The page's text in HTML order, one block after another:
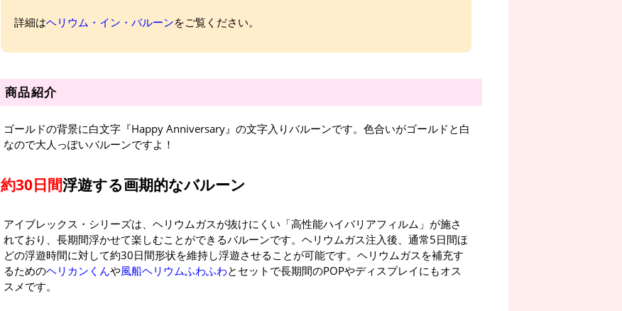
詳細はヘリウム・イン・バルーンをご覧ください。
商品紹介
ゴールドの背景に白文字『Happy Anniversary』の文字入りバルーンです。色合いがゴールドと白
なので大人っぽいバルーンですよ！
約30日間浮遊する画期的なバルーン
アイブレックス・シリーズは、ヘリウムガスが抜けにくい「高性能ハイバリアフィルム」が施さ
れており、長期間浮かせて楽しむことができるバルーンです。ヘリウムガス注入後、通常5日間ほ
どの浮遊時間に対して約30日間形状を維持し浮遊させることが可能です。ヘリウムガスを補充す
るためのヘリカンくんや風船ヘリウムふわふわとセットで長期間のPOPやディスプレイにもオス
スメです。